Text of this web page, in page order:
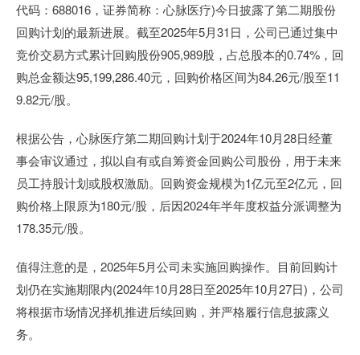
代码：688016，证券简称：心脉医疗)今日披露了第二期股份
回购计划的最新进展。截至2025年5月31日，公司已通过集中
竞价交易方式累计回购股份905,989股，占总股本的0.74%，回
购总金额达95,199,286.40元，回购价格区间为84.26元/股至11
9.82元/股。
根据公告，心脉医疗第二期回购计划于2024年10月28日经董
事会审议通过，拟以自有或自筹资金回购公司股份，用于未来
员工持股计划或股权激励。回购资金规模为1亿元至2亿元，回
购价格上限原为180元/股，后因2024年半年度权益分派调整为
178.35元/股。
值得注意的是，2025年5月公司未实施回购操作。目前回购计
划仍在实施期限内(2024年10月28日至2025年10月27日)，公司
将根据市场情况择机推进后续回购，并严格履行信息披露义
务。